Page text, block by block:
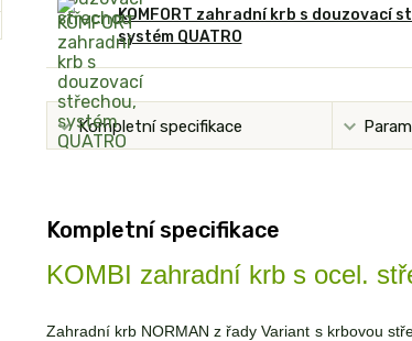
KOMFORT zahradní krb s douzovací
systém QUATRO
Kompletní specifikace
Kompletní specifikace
KOMBI zahradní krb s ocel.
Zahradní krb NORMAN z řady Variant s krbovou